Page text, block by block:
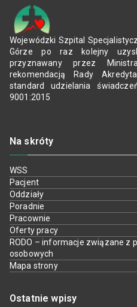
Wojewódzki Szpital
Górze po raz kolejny
przyznawany przez
rekomendacją Rady
standard udzielania
9001:2015
Na skróty
WSS
Pacjent
Oddziały
Poradnie
Pracownie
Oferty pracy
RODO – informacje związane z
osobowych
Mapa strony
Ostatnie wpisy